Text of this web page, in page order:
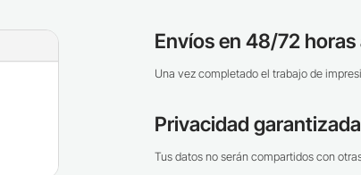
Envíos en 48/72 horas
Una vez completado el trabajo de
Privacidad garantizada
Tus datos no serán compartidos con